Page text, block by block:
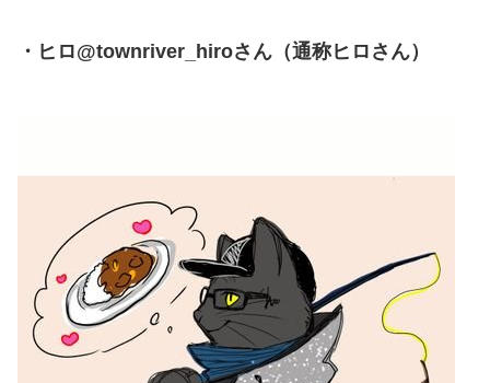
・ヒロ@townriver_hiroさん（通称ヒロさん）